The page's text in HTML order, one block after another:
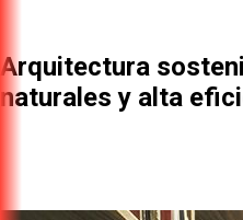
Arquitectura
naturales y alta